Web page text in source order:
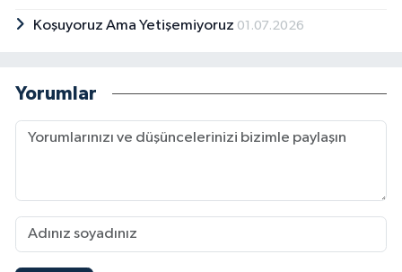
Koşuyoruz Ama Yetişemiyoruz 01.07.2026
Yorumlar